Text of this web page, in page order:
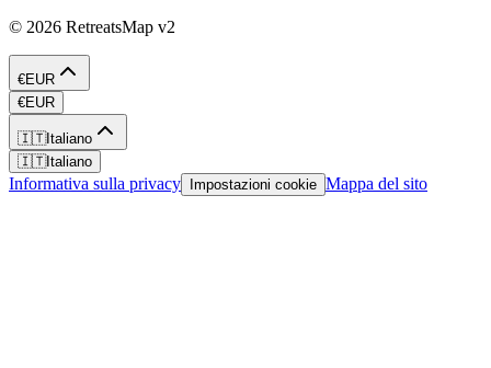
© 2026 RetreatsMap v2
€EUR
€EUR
🇮🇹Italiano
🇮🇹Italiano
Informativa sulla privacy Impostazioni cookie Mappa del sito